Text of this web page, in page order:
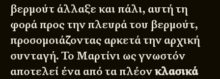
βερμούτ άλλαξε και πάλι, αυτή τη
φορά προς την πλευρά του βερμούτ,
προσομοιάζοντας αρκετά την αρχική
συνταγή. Το Μαρτίνι ως γνωστόν
αποτελεί ένα από τα πλέονκλασικά